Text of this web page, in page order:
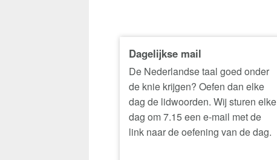
Dagelijkse mail
De Nederlandse taal goed onder
de knie krijgen? Oefen dan elke
dag de lidwoorden. Wij sturen elke
dag om 7.15 een e-mail met de
link naar de oefening van de dag.